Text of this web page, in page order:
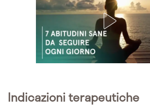
Indicazioni terapeutiche